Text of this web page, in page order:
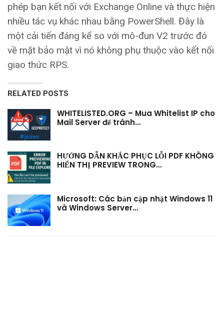
phép bạn kết nối với Exchange Online và thực hiện
nhiều tác vụ khác nhau bằng PowerShell. Đây là
một cải tiến đáng kể so với mô-đun V2 trước đó
về mặt bảo mật vì nó không phụ thuộc vào kết nối
giao thức RPS.
RELATED POSTS
WHITELISTED.ORG – Mua Whitelist IP cho
Mail Server để tránh…
HƯỚNG DẪN KHẮC PHỤC LỖI PDF KHÔNG
HIỂN THỊ PREVIEW TRONG…
Microsoft: Các bản cập nhật Windows 11
và Windows Server…